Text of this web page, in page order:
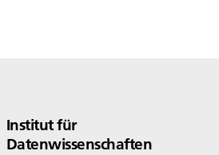
Institut für
Datenwissenschaften